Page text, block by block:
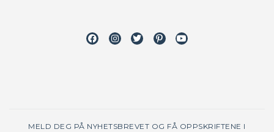
FacebookInstagram
TwitterPinterestYoutube
MELD DEG PÅ NYHETSBREVET OG FÅ OPPSKRIFTENE I